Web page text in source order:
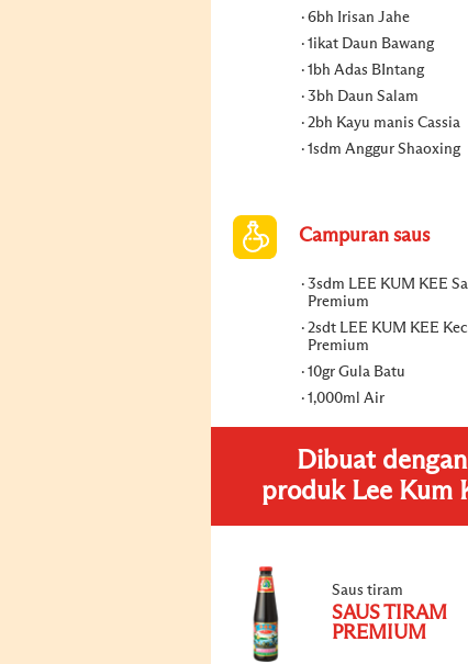
6bh Irisan Jahe
1ikat Daun Bawang
1bh Adas BIntang
3bh Daun Salam
2bh Kayu manis Cassia
1sdm Anggur Shaoxing
Campuran saus
3sdm LEE KUM KEE
Premium
2sdt LEE KUM KEE
Premium
10gr Gula Batu
1,000ml Air
Dibuat dengan
produk Lee Kum
Saus tiram
SAUS TIRAM
PREMIUM